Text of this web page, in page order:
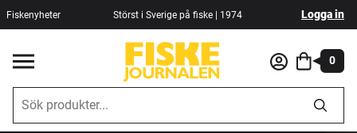
Fiskenyheter Störst i Sverige på fiske | 1974 Logga in
0